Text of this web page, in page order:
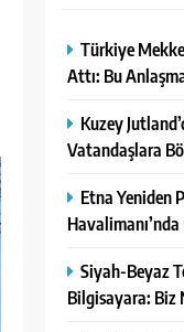
Türkiye
Attı: Bu
Kuzey
Vatandaşlara
Etna Yeniden
Siyah-Beyaz
Bilgisayara: Biz